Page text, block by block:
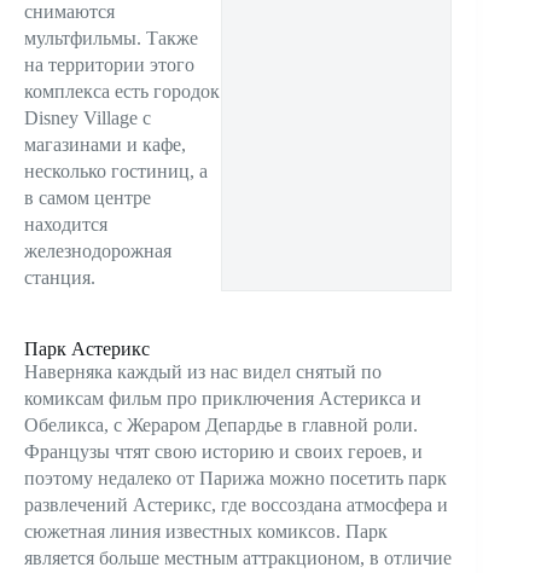
снимаются
мультфильмы. Также
на территории этого
комплекса есть городок
Disney Village с
магазинами и кафе,
несколько гостиниц, а
в самом центре
находится
железнодорожная
станция.
Парк Астерикс
Наверняка каждый из нас видел снятый по
комиксам фильм про приключения Астерикса и
Обеликса, с Жераром Депардье в главной роли.
Французы чтят свою историю и своих героев, и
поэтому недалеко от Парижа можно посетить парк
развлечений Астерикс, где воссоздана атмосфера и
сюжетная линия известных комиксов. Парк
является больше местным аттракционом, в отличие